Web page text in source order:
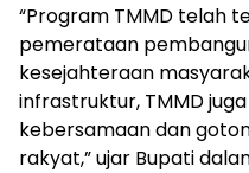
“Program TMMD telah
pemerataan
kesejahteraan
infrastruktur, TMMD
kebersamaan dan
rakyat,” ujar Bupati